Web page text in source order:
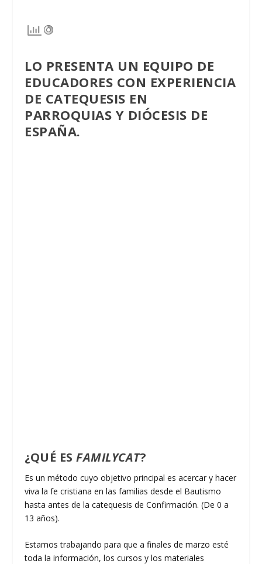
LO PRESENTA UN EQUIPO DE
EDUCADORES CON EXPERIENCIA
DE CATEQUESIS EN
PARROQUIAS Y DIÓCESIS DE
ESPAÑA.
¿QUÉ ESFAMILYCAT?
Es un método cuyo objetivo principal es acercar y hacer
viva la fe cristiana en las familias desde el Bautismo
hasta antes de la catequesis de Confirmación. (De 0 a
13 años).
Estamos trabajando para que a finales de marzo esté
toda la información, los cursos y los materiales